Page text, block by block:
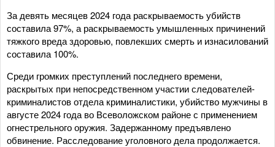
За девять месяцев 2024 года раскрываемость убийств
составила 97%, а раскрываемость умышленных причинений
тяжкого вреда здоровью, повлекших смерть и изнасилований
составила 100%.
Среди громких преступлений последнего времени,
раскрытых при непосредственном участии следователей-
криминалистов отдела криминалистики, убийство мужчины в
августе 2024 года во Всеволожском районе с применением
огнестрельного оружия. Задержанному предъявлено
обвинение. Расследование уголовного дела продолжается.